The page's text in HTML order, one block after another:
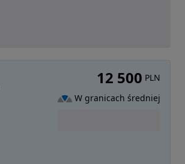
12 500 PLN
W granicach średniej